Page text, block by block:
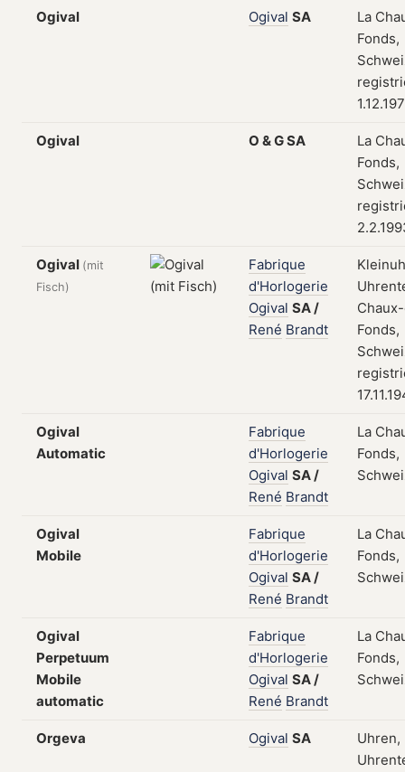
Ogival Ogival SA
La
Fonds,
Ogival O &GSA
La
Fonds,
Ogival (mit
Fisch)
Fabrique
d'Horlogerie
Ogival SA/
René Brandt
Fonds,
Ogival
Automatic
Fabrique
d'Horlogerie
Ogival SA/
René Brandt
La
Fonds,
Ogival
Mobile
Fabrique
d'Horlogerie
Ogival SA/
René Brandt
La
Fonds,
Ogival
Perpetuum
Mobile
automatic
Fabrique
d'Horlogerie
Ogival SA/
René Brandt
La
Fonds,
Orgeva Ogival SA
Uhren,